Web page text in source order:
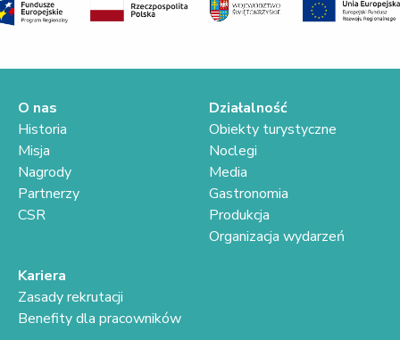
O nas
Historia
Misja
Nagrody
Partnerzy
CSR
Działalność
Obiekty turystyczne
Noclegi
Media
Gastronomia
Produkcja
Organizacja wydarzeń
Kariera
Zasady rekrutacji
Benefity dla pracowników